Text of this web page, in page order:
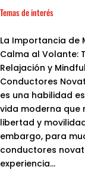
Temas de interés
La Importancia de
Calma al Volante:
Relajación y
Conductores
es una habilidad
vida moderna que
libertad y
embargo, para
conductores
experiencia...